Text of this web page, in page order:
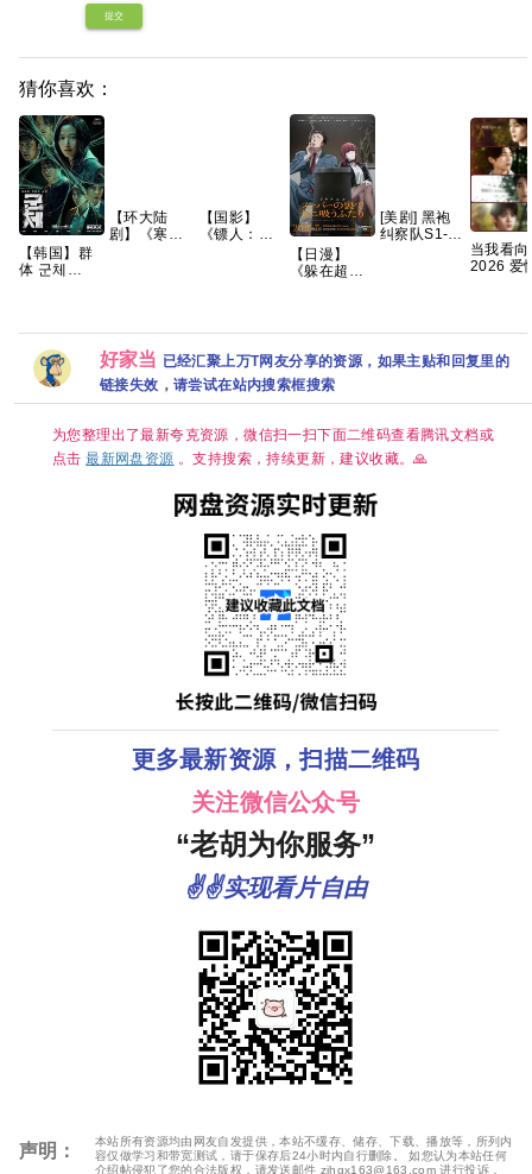
提交
猜你喜欢：
【韩国】群
体 군체
尸杀禁区(港)
/ 尸速禁区
(台) 夸克 影
片讲述了因
不明感染事
的建筑内，
孤立无援的
幸存者们对
【环大陆
剧】《寒阳
版】【共16
集】
【国影】
《镖人：风
【20.7G】
【日漫】
《躲在超市
情/CR完结
夸克
[美剧] 黑袍
纠察队S1-5
当我看向
2026 爱
更最新
好家当 已经汇聚上万T网友分享的资源，如果主贴和回复里的
链接失效，请尝试在站内搜索框搜索
为您整理出了最新夸克资源，微信扫一扫下面二维码查看腾讯文档或
点击最新网盘资源 。支持搜索，持续更新，建议收藏。🙏
更多最新资源，扫描二维码
关注微信公众号
“老胡为你服务”
✌✌实现看片自由
声明：
本站所有资源均由网友自发提供，本站不缓存、储存、下载、播放等，所列内
容仅做学习和带宽测试，请于保存后24小时内自行删除。 如您认为本站任何
介绍帖侵犯了您的合法版权，请发送邮件 zjhgx163@163.com 进行投诉，